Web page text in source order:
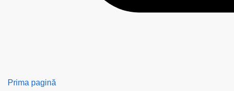
Prima pagină